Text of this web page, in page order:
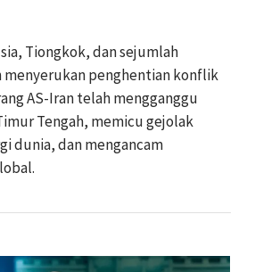
Tiongkok, dan sejumlah
menyerukan penghentian konflik
AS-Iran telah mengganggu
Tengah, memicu gejolak
dunia, dan mengancam